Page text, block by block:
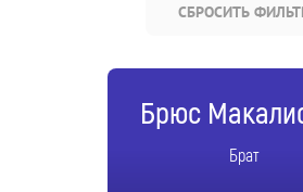
СБРОСИТЬ
Брюс
Брат